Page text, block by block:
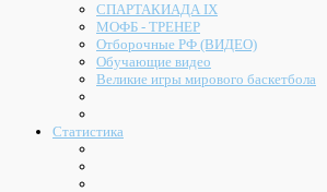
СПАРТАКИАДА IX
МОФБ - ТРЕНЕР
Отборочные РФ (ВИДЕО)
Обучающие видео
Великие игры мирового баскетбола
Статистика